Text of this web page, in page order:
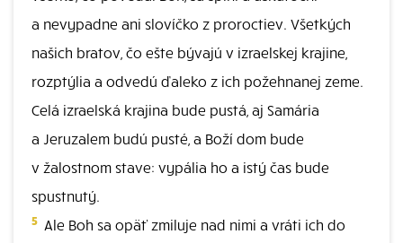
a nevypadne ani slovíčko z proroctiev. Všetkých
našich bratov, čo ešte bývajú v izraelskej krajine,
rozptýlia a odvedú ďaleko z ich požehnanej zeme.
Celá izraelská krajina bude pustá, aj Samária
a Jeruzalem budú pusté, a Boží dom bude
v žalostnom stave: vypália ho a istý čas bude
spustnutý.
5 Ale Boh sa opäť zmiluje nad nimi a vráti ich do